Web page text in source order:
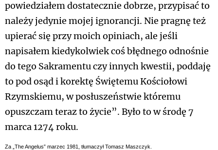
powiedziałem dostatecznie dobrze, przypisać to
należy jedynie mojej ignorancji. Nie pragnę też
upierać się przy moich opiniach, ale jeśli
napisałem kiedykolwiek coś błędnego odnośnie
do tego Sakramentu czy innych kwestii, poddaję
to pod osąd i korektę Świętemu Kościołowi
Rzymskiemu, w posłuszeństwie któremu
opuszczam teraz to życie”. Było to w środę 7
marca 1274 roku.
Za „The Angelus” marzec 1981, tłumaczył Tomasz Maszczyk.